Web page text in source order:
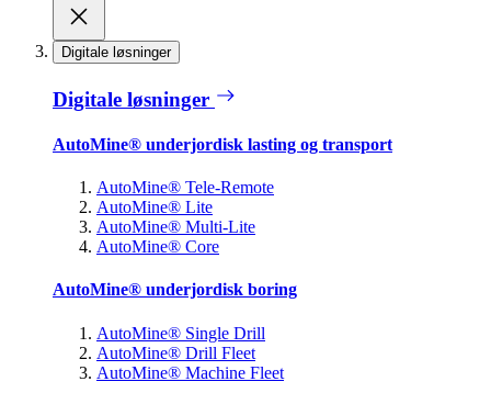
Digitale løsninger
Digitale løsninger
AutoMine® underjordisk lasting og transport
AutoMine® Tele-Remote
AutoMine® Lite
AutoMine® Multi-Lite
AutoMine® Core
AutoMine® underjordisk boring
AutoMine® Single Drill
AutoMine® Drill Fleet
AutoMine® Machine Fleet